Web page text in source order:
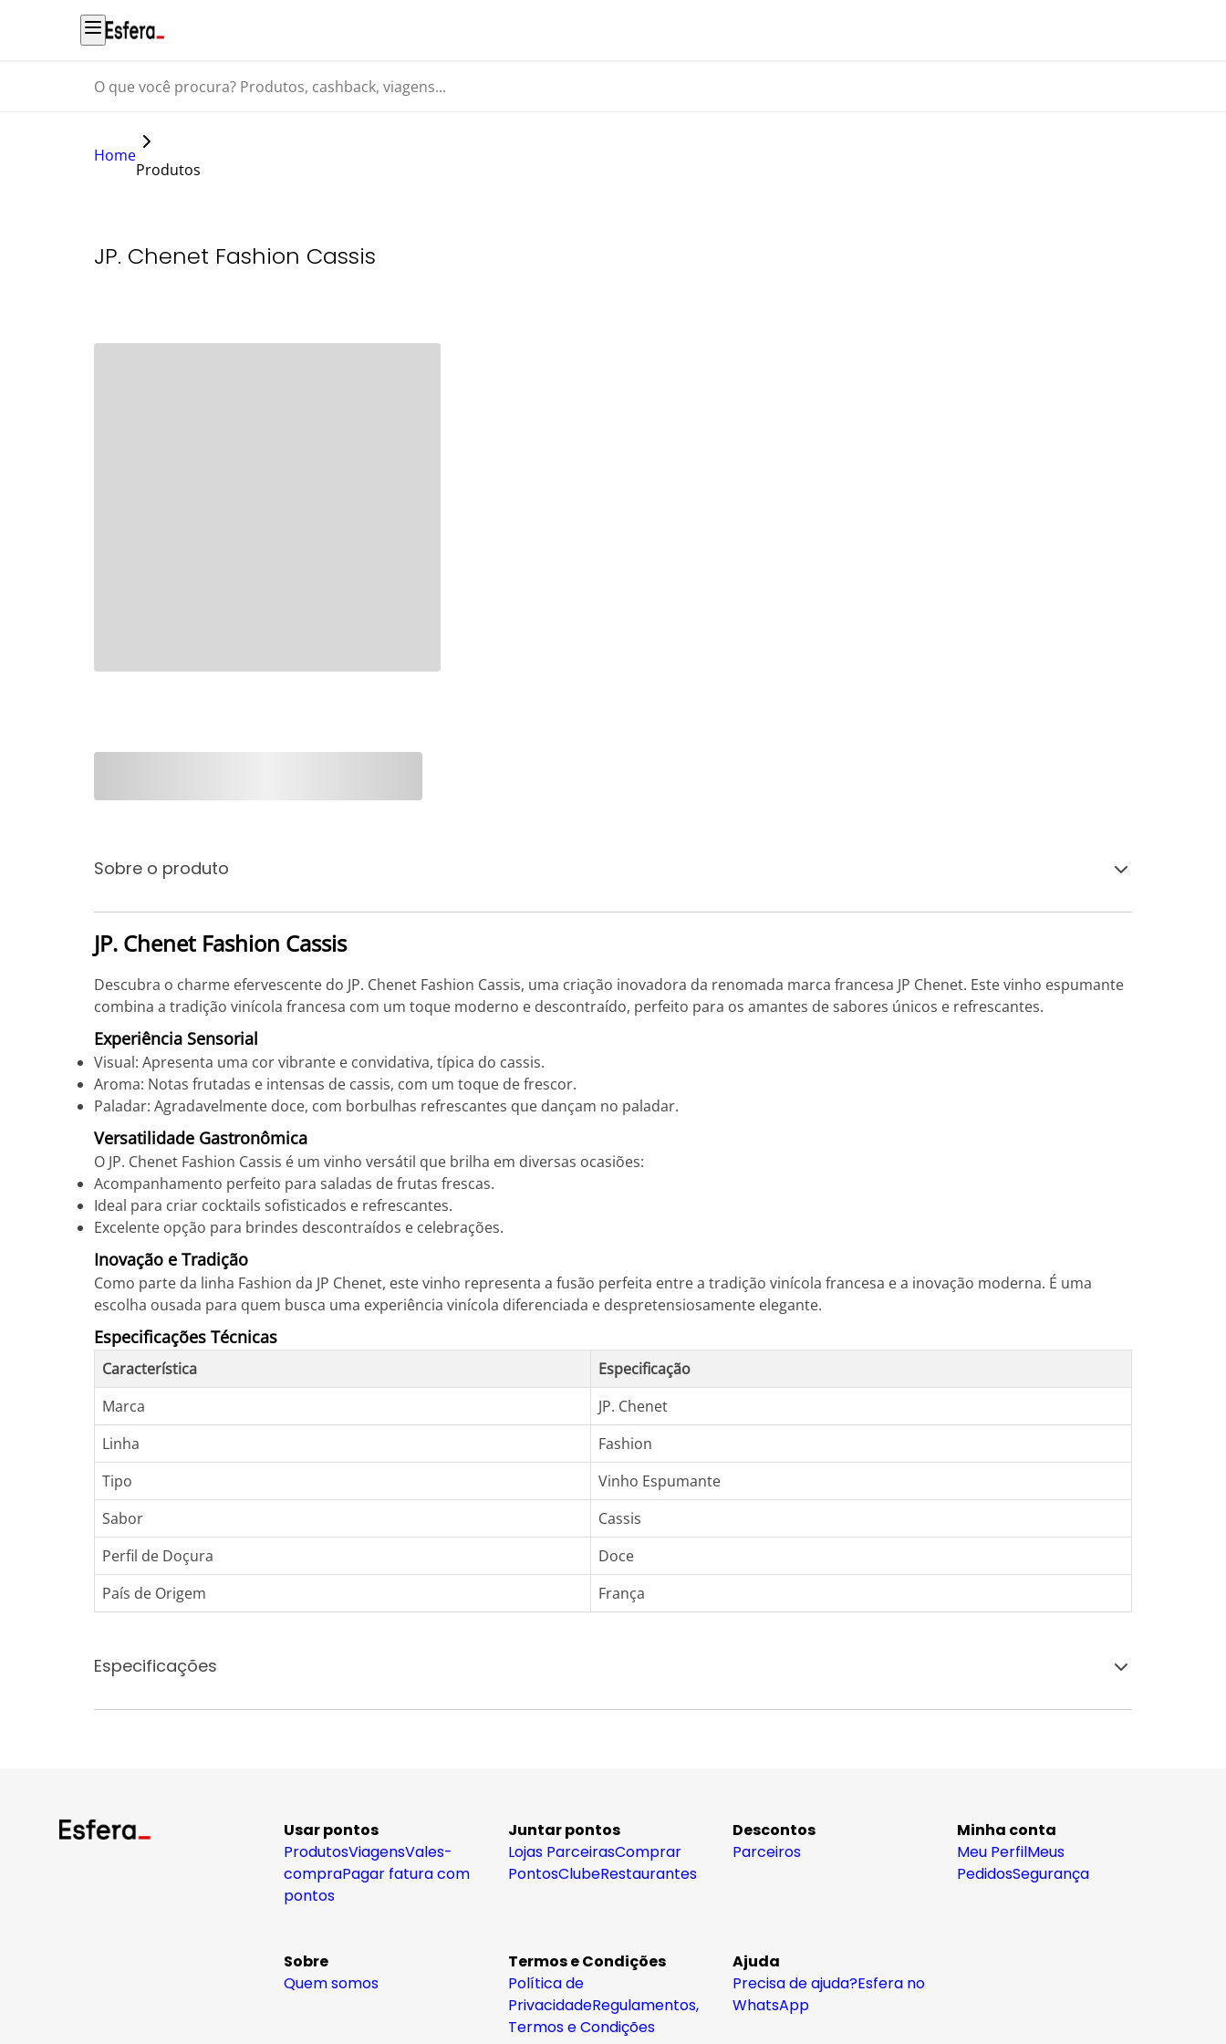
O que você procura? Produtos, cashback, viagens...
Home
Produtos
JP. Chenet Fashion Cassis
Sobre o produto
JP. Chenet Fashion Cassis
Descubra o charme efervescente do JP. Chenet Fashion Cassis, uma criação inovadora da renomada marca francesa JP Chenet. Este vinho espumante
combina a tradição vinícola francesa com um toque moderno e descontraído, perfeito para os amantes de sabores únicos e refrescantes.
Experiência Sensorial
Visual: Apresenta uma cor vibrante e convidativa, típica do cassis.
Aroma: Notas frutadas e intensas de cassis, com um toque de frescor.
Paladar: Agradavelmente doce, com borbulhas refrescantes que dançam no paladar.
Versatilidade Gastronômica
O JP. Chenet Fashion Cassis é um vinho versátil que brilha em diversas ocasiões:
Acompanhamento perfeito para saladas de frutas frescas.
Ideal para criar cocktails sofisticados e refrescantes.
Excelente opção para brindes descontraídos e celebrações.
Inovação e Tradição
Como parte da linha Fashion da JP Chenet, este vinho representa a fusão perfeita entre a tradição vinícola francesa e a inovação moderna. É uma
escolha ousada para quem busca uma experiência vinícola diferenciada e despretensiosamente elegante.
Especificações Técnicas
Característica
Especificação
Marca
JP. Chenet
Linha
Fashion
Tipo
Vinho Espumante
Sabor
Cassis
Perfil de Doçura
Doce
País de Origem
França
Especificações
Usar pontos
ProdutosViagensVales-
compraPagar fatura com
pontos
Juntar pontos
Lojas ParceirasComprar
PontosClubeRestaurantes
Descontos
Parceiros
Minha conta
Meu PerfilMeus
PedidosSegurança
Sobre
Quem somos
Termos e Condições
Política de
PrivacidadeRegulamentos,
Termos e Condições
Ajuda
Precisa de ajuda?Esfera no
WhatsApp